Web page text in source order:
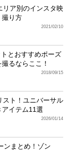
リア別のインスタ映
撮り方
2021/02/10
とおすすめポーズ
るならここ！
2018/09/15
スト！ユニバーサル
イテム11選
2026/01/14
ンまとめ！ゾン